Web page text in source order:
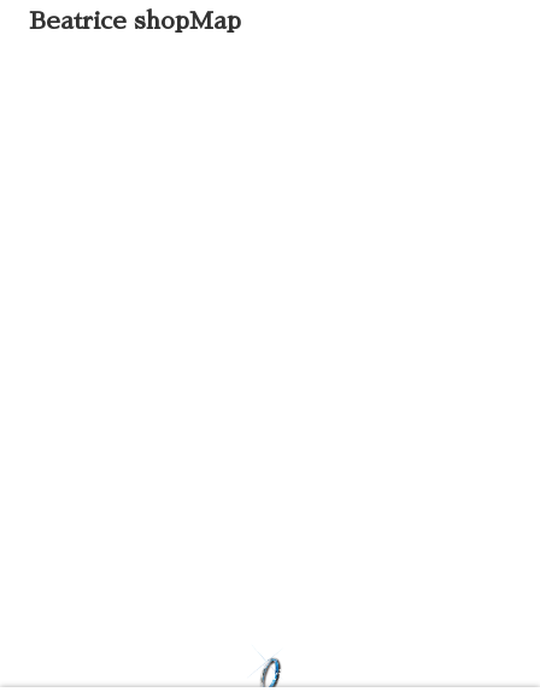
Beatrice shopMap